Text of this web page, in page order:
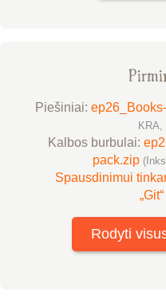
Piešiniai:
KRA,
Kalbos burbulai:
pack.zip
Spausdinimui
Rodyti